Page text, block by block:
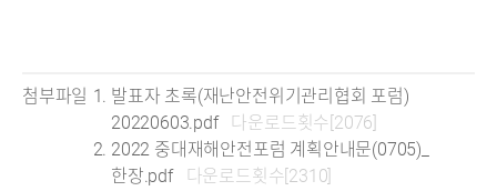
첨부파일
발표자 초록(재난안전위기관리협회 포럼)
20220603.pdf
다운로드횟수[2076]
2022 중대재해안전포럼 계획안내문(0705)_
한장.pdf
다운로드횟수[2310]